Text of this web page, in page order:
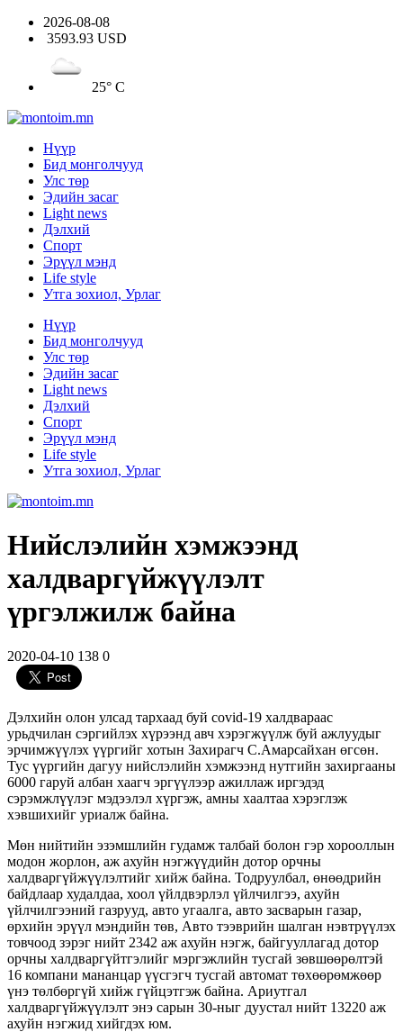
2026-08-08
3593.93 USD
25° C
Нүүр
Бид монголчууд
Улс төр
Эдийн засаг
Light news
Дэлхий
Спорт
Эрүүл мэнд
Life style
Утга зохиол, Урлаг
Нүүр
Бид монголчууд
Улс төр
Эдийн засаг
Light news
Дэлхий
Спорт
Эрүүл мэнд
Life style
Утга зохиол, Урлаг
Нийслэлийн хэмжээнд
халдваргүйжүүлэлт
үргэлжилж байна
2020-04-10 138 0
Дэлхийн олон улсад тархаад буй covid-19 халдвараас
урьдчилан сэргийлэх хүрээнд авч хэрэгжүүлж буй ажлуудыг
эрчимжүүлэх үүргийг хотын Захирагч С.Амарсайхан өгсөн.
Тус үүргийн дагуу нийслэлийн хэмжээнд нутгийн захиргааны
6000 гаруй албан хаагч эргүүлээр ажиллаж иргэдэд
сэрэмжлүүлэг мэдээлэл хүргэж, амны хаалтаа хэрэглэж
хэвшихийг уриалж байна.
Мөн нийтийн эзэмшлийн гудамж талбай болон гэр хорооллын
модон жорлон, аж ахуйн нэгжүүдийн дотор орчны
халдваргүйжүүлэлтийг хийж байна. Тодруулбал, өнөөдрийн
байдлаар худалдаа, хоол үйлдвэрлэл үйлчилгээ, ахуйн
үйлчилгээний газрууд, авто угаалга, авто засварын газар,
өрхийн эрүүл мэндийн төв, Авто тээврийн шалган нэвтрүүлэх
товчоод зэрэг нийт 2342 аж ахуйн нэгж, байгууллагад дотор
орчны халдваргүйтгэлийг мэргэжлийн тусгай зөвшөөрөлтэй
16 компани мананцар үүсгэгч тусгай автомат төхөөрөмжөөр
үнэ төлбөргүй хийж гүйцэтгэж байна. Ариутгал
халдваргүйжүүлэлт энэ сарын 30-ныг дуустал нийт 13220 аж
ахуйн нэгжид хийгдэх юм.